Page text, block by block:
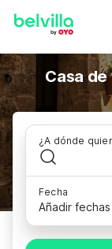
Casa
¿A dónde
Fecha
Añadir fechas